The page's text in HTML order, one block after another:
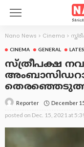
Nano News > Cinema >
CINEMA GENERAL
സ്ത്രീപക്ഷ
Reporter December
posted on Dec. 15, 2021 at